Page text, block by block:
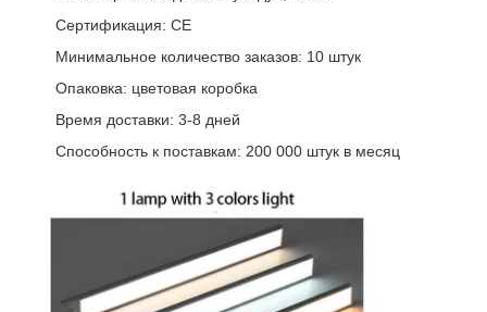
Сертификация: CE
Минимальное количество заказов: 10 штук
Опаковка: цветовая коробка
Время доставки: 3-8 дней
Способность к поставкам: 200 000 штук в месяц